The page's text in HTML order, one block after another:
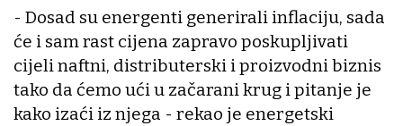
- Dosad su energenti generirali inflaciju, sada
će i sam rast cijena zapravo poskupljivati
cijeli naftni, distributerski i proizvodni biznis
tako da ćemo ući u začarani krug i pitanje je
kako izaći iz njega - rekao je energetski